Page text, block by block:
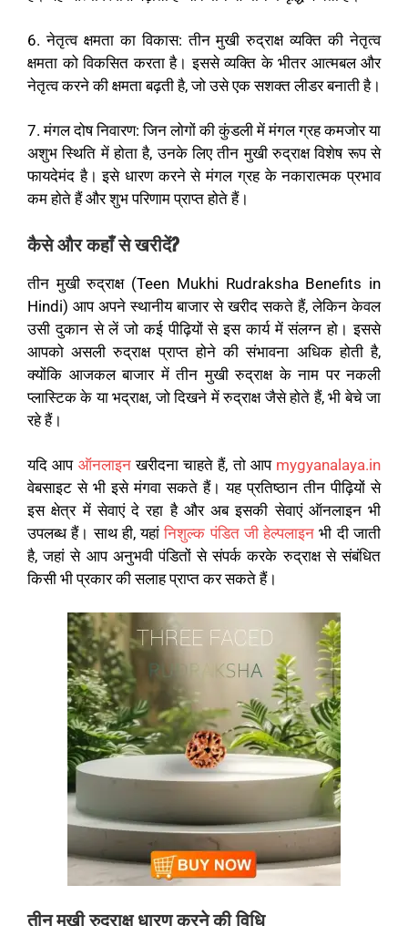
6. नेतृत्व क्षमता का विकास: तीन मुखी रुद्राक्ष व्यक्ति की नेतृत्व
क्षमता को विकसित करता है। इससे व्यक्ति के भीतर आत्मबल और
नेतृत्व करने की क्षमता बढ़ती है, जो उसे एक सशक्त लीडर बनाती है।
7. मंगल दोष निवारण: जिन लोगों की कुंडली में मंगल ग्रह कमजोर या
अशुभ स्थिति में होता है, उनके लिए तीन मुखी रुद्राक्ष विशेष रूप से
फायदेमंद है। इसे धारण करने से मंगल ग्रह के नकारात्मक प्रभाव
कम होते हैं और शुभ परिणाम प्राप्त होते हैं।
कैसे और कहाँ से खरीदें?
तीन मुखी रुद्राक्ष (Teen Mukhi Rudraksha Benefits in
Hindi) आप अपने स्थानीय बाजार से खरीद सकते हैं, लेकिन केवल
उसी दुकान से लें जो कई पीढ़ियों से इस कार्य में संलग्न हो। इससे
आपको असली रुद्राक्ष प्राप्त होने की संभावना अधिक होती है,
क्योंकि आजकल बाजार में तीन मुखी रुद्राक्ष के नाम पर नकली
प्लास्टिक के या भद्राक्ष, जो दिखने में रुद्राक्ष जैसे होते हैं, भी बेचे जा
रहे हैं।
यदि आप ऑनलाइनखरीदना चाहते हैं, तो आप mygyanalaya.in
वेबसाइट से भी इसे मंगवा सकते हैं। यह प्रतिष्ठान तीन पीढ़ियों से
इस क्षेत्र में सेवाएं दे रहा है और अब इसकी सेवाएं ऑनलाइन भी
उपलब्ध हैं। साथ ही, यहांनिशुल्क पंडित जी हेल्पलाइन भी दी जाती
है, जहां से आप अनुभवी पंडितों से संपर्क करके रुद्राक्ष से संबंधित
किसी भी प्रकार की सलाह प्राप्त कर सकते हैं।
तीन मुखी रुद्राक्ष धारण करने की विधि